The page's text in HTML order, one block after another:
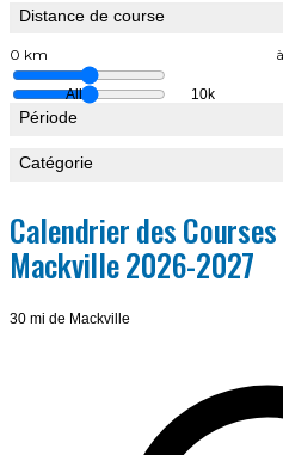
Distance de course
0 km à
All 10k
Période
Catégorie
Calendrier des
Mackville 2026-2027
30 mi de Mackville